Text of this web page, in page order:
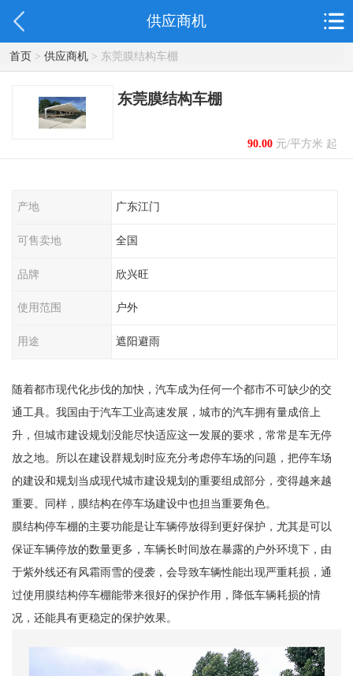
供应商机
首页> 供应商机> 东莞膜结构车棚
东莞膜结构车棚
90.00元/平方米 起
产地 广东江门
可售卖地 全国
品牌 欣兴旺
使用范围 户外
用途 遮阳避雨
随着都市现代化步伐的加快，汽车成为任何一个都市不可缺少的交
通工具。我国由于汽车工业高速发展，城市的汽车拥有量成倍上
升，但城市建设规划没能尽快适应这一发展的要求，常常是车无停
放之地。所以在建设群规划时应充分考虑停车场的问题，把停车场
的建设和规划当成现代城市建设规划的重要组成部分，变得越来越
重要。同样，膜结构在停车场建设中也担当重要角色。
膜结构停车棚的主要功能是让车辆停放得到更好保护，尤其是可以
保证车辆停放的数量更多，车辆长时间放在暴露的户外环境下，由
于紫外线还有风霜雨雪的侵袭，会导致车辆性能出现严重耗损，通
过使用膜结构停车棚能带来很好的保护作用，降低车辆耗损的情
况，还能具有更稳定的保护效果。